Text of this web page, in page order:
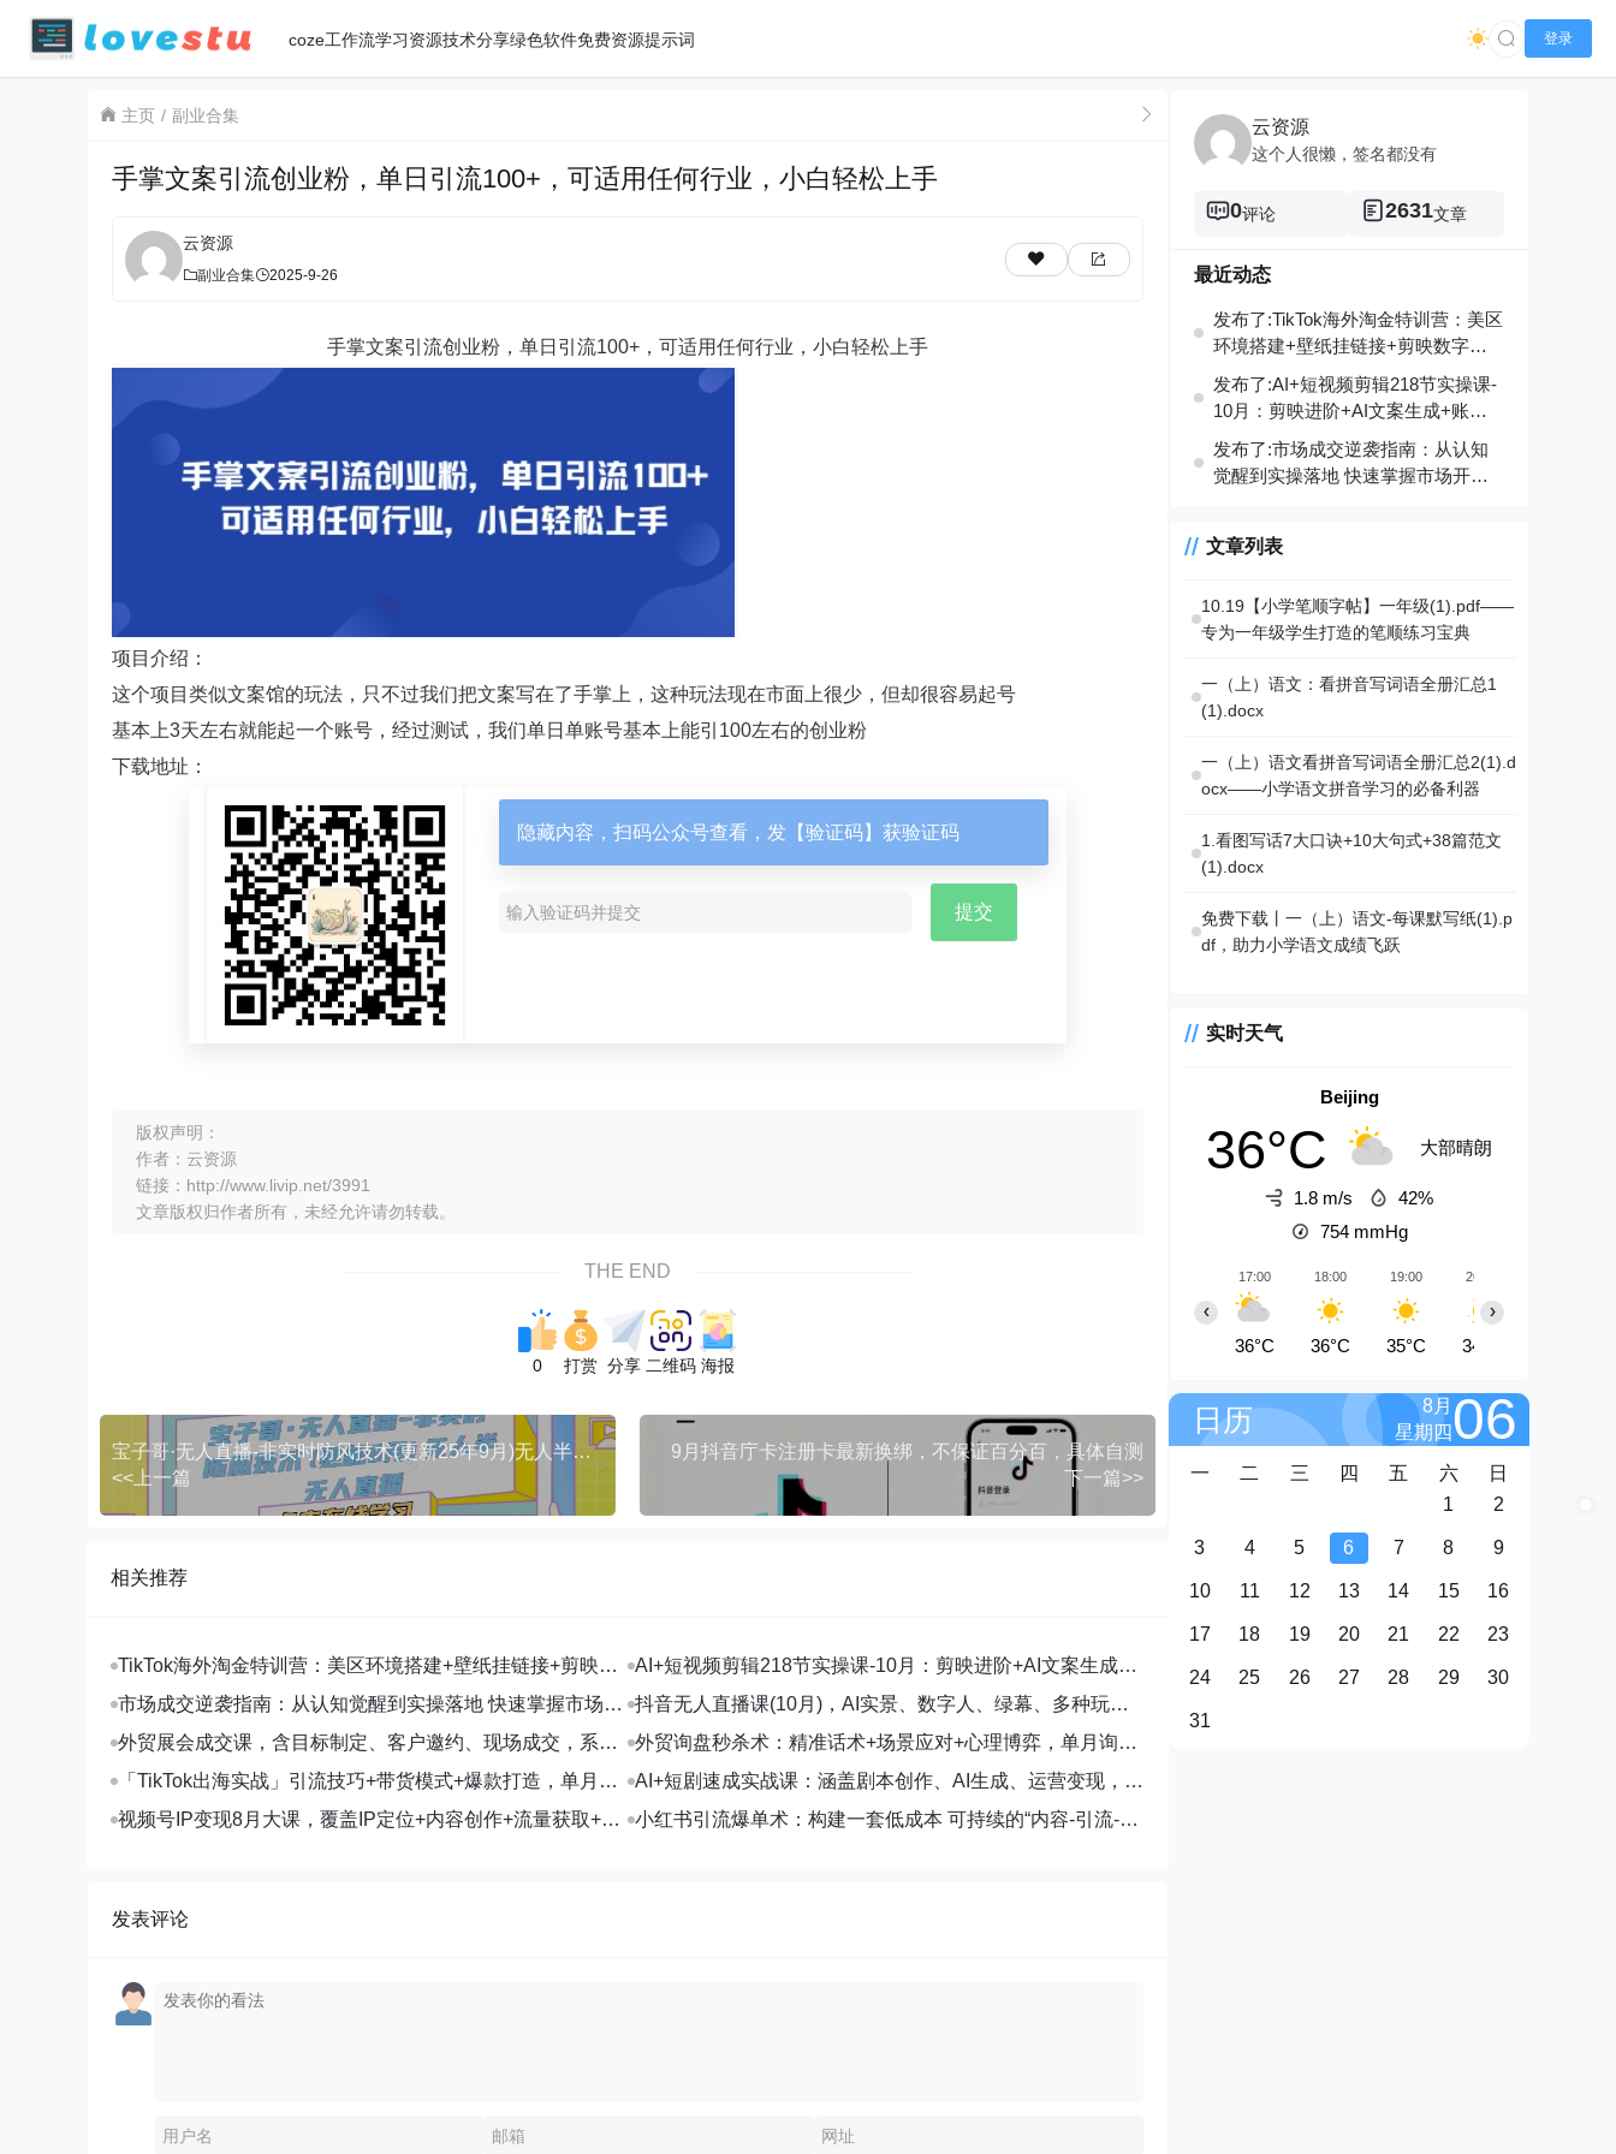
coze工作流学习资源技术分享绿色软件免费资源提示词 登录
主页 副业合集
手掌文案引流创业粉，单日引流100+，可适用任何行业，小白轻松上手
云资源
副业合集 2025-9-26
手掌文案引流创业粉，单日引流100+，可适用任何行业，小白轻松上手
项目介绍：
这个项目类似文案馆的玩法，只不过我们把文案写在了手掌上，这种玩法现在市面上很少，但却很容易起号
基本上3天左右就能起一个账号，经过测试，我们单日单账号基本上能引100左右的创业粉
下载地址：
隐藏内容，扫码公众号查看，发【验证码】获验证码
版权声明：
作者：云资源
链接：http://www.livip.net/3991
文章版权归作者所有，未经允许请勿转载。
THE END
0 打赏 分享 二维码 海报
宝子哥·无人直播-非实时防风技术(更新25年9月)无人半无人直播
<<上一篇
9月抖音庁卡注册卡最新换绑，不保证百分百，具体自测
下一篇>>
相关推荐
TikTok海外淘金特训营：美区环境搭建+壁纸挂链接+剪映数
字人，月入1.5万
AI+短视频剪辑218节实操课-10月：剪映进阶+AI文案生成
+账号运营，月入2万
市场成交逆袭指南：从认知觉醒到实操落地 快速掌握市场开
拓与成交核心能力
抖音无人直播课(10月)，AI实景、数字人、绿幕、多种玩
法、24小时自动盈利
外贸展会成交课，含目标制定、客户邀约、现场成交，系统
化SOP提升参展ROI
外贸询盘秒杀术：精准话术+场景应对+心理博弈，单月询盘
转化率提升200%
「TikTok出海实战」引流技巧+带货模式+爆款打造，单月变
现10万+秘籍
AI+短剧速成实战课：涵盖剧本创作、AI生成、运营变现，单
部剧收益破万
视频号IP变现8月大课，覆盖IP定位+内容创作+流量获取+合
小红书引流爆单术：构建一套低成本 可持续的“内容-引流-成
发表评论
云资源
这个人很懒，签名都没有
0评论 2631文章
最近动态
发布了:TikTok海外淘金特训营：美区
环境搭建+壁纸挂链接+剪映数字
人，月入1.5万
发布了:AI+短视频剪辑218节实操课-
10月：剪映进阶+AI文案生成+账号
运营，月入2万
发布了:市场成交逆袭指南：从认知
觉醒到实操落地 快速掌握市场开拓
文章列表
10.19【小学笔顺字帖】一年级(1).pdf——
专为一年级学生打造的笔顺练习宝典
一（上）语文：看拼音写词语全册汇总1
(1).docx
一（上）语文看拼音写词语全册汇总2(1).d
ocx——小学语文拼音学习的必备利器
1.看图写话7大口诀+10大句式+38篇范文
(1).docx
免费下载丨一（上）语文-每课默写纸(1).p
df，助力小学语文成绩飞跃
实时天气
Beijing
36°C 大部晴朗
1.8 m/s
42%
754 mmHg
17:00
36°C
18:00
36°C
19:00
35°C
20:00
34°C
‹ ›
日历
8月
星期四 06
一 二 三 四 五 六
日
1
2
3 4 5 6 7 8 9
10 11 12 13 14 15 16
17 18 19 20 21 22 23
24 25 26 27 28 29 30
31